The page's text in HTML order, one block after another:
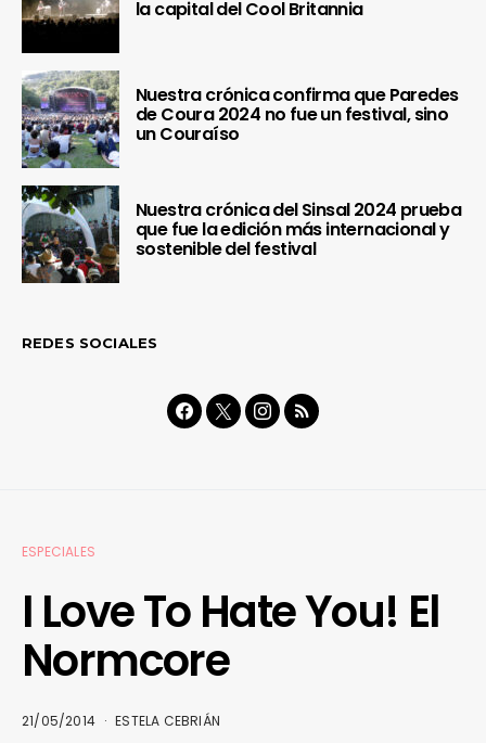
la capital del Cool Britannia
Nuestra crónica confirma que Paredes
de Coura 2024 no fue un festival, sino
un Couraíso
Nuestra crónica del Sinsal 2024 prueba
que fue la edición más internacional y
sostenible del festival
REDES SOCIALES
ESPECIALES
I Love To Hate You! El
Normcore
21/05/2014 ESTELA CEBRIÁN